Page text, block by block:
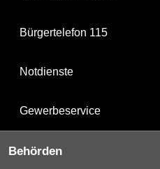
Bürgertelefon 115
Notdienste
Gewerbeservice
Behörden